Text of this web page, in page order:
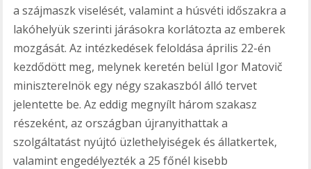
a szájmaszk viselését, valamint a húsvéti időszakra a
lakóhelyük szerinti járásokra korlátozta az emberek
mozgását. Az intézkedések feloldása április 22-én
kezdődött meg, melynek keretén belül Igor Matovič
miniszterelnök egy négy szakaszból álló tervet
jelentette be. Az eddig megnyílt három szakasz
részeként, az országban újranyithattak a
szolgáltatást nyújtó üzlethelyiségek és állatkertek,
valamint engedélyezték a 25 főnél kisebb